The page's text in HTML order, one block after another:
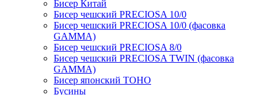
Бисер Китай
Бисер чешский PRECIOSA 10/0
Бисер чешский PRECIOSA 10/0 (фасовка
GAMMA)
Бисер чешский PRECIOSA 8/0
Бисер чешский PRECIOSA TWIN (фасовка
GAMMA)
Бисер японский TOHO
Бусины